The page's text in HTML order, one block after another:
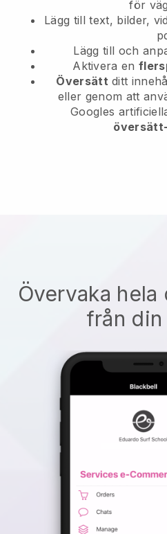
för
Lägg till text, bilder,
Lägg till och
Aktivera en
Översätt ditt
eller genom att
Googles
Övervaka
från